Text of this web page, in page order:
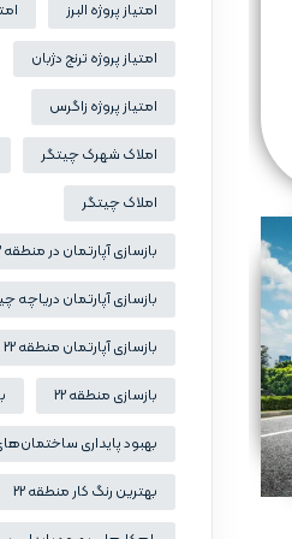
امتیاز پروژه البرز
امتیاز پروژه ترنج دژبان
امتیاز پروژه زاگرس
املاک شهرک چیتگر
املاک چیتگر
بازسازی آپارتمان در منطقه 22
بازسازی آپارتمان دریاچه
بازسازی آپارتمان منطقه 22
بازسازی منطقه 22
بهبود پایداری
بهترین رنگ کار منطقه 22